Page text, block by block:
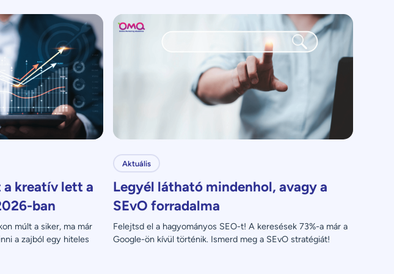
a kreatív lett a
ban
múlt a siker, ma már
a zajból egy hiteles
Aktuális
Legyél látható mindenhol, avagy a
SEvO forradalma
Felejtsd el a hagyományos SEO-t! A keresések 73%-a már a
Google-ön kívül történik. Ismerd meg a SEvO stratégiát!